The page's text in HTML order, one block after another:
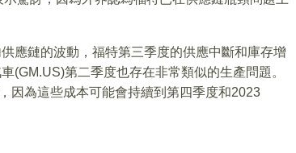
應鏈的波動，福特第三季度的供應中斷和庫存增
(GM.US)第二季度也存在非常類似的生產問題。
因為這些成本可能會持續到第四季度和2023